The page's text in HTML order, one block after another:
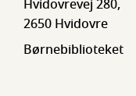
Hvidovrevej 280,
2650 Hvidovre
Børnebiblioteket